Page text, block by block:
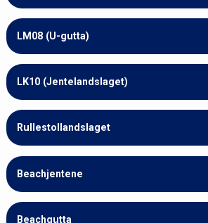
LM08 (U-gutta)
LK10 (Jentelandslaget)
Rullestollandslaget
Beachjentene
Beachgutta